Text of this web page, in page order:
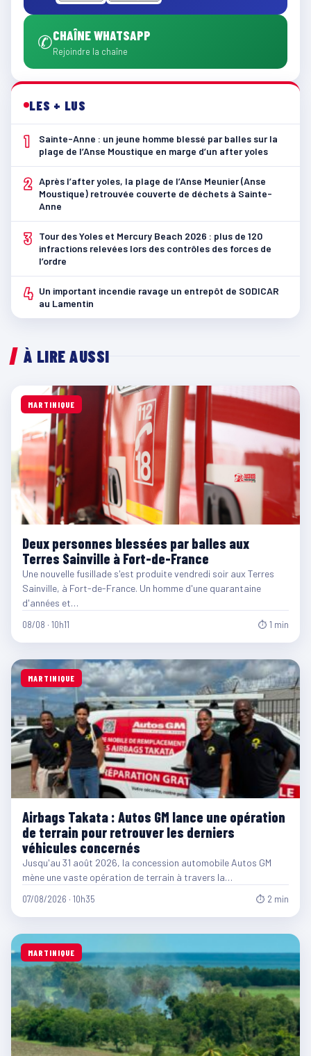
✆CHAÎNE WHATSAPP
Rejoindre la chaîne
LES + LUS
1
Sainte-Anne : un jeune homme blessé par balles sur la
plage de l’Anse Moustique en marge d’un after yoles
2 Après l’after yoles, la plage de l’Anse Meunier (Anse
Moustique) retrouvée couverte de déchets à Sainte-
Anne
3
Tour des Yoles et Mercury Beach 2026 : plus de 120
infractions relevées lors des contrôles des forces de
l’ordre
4 Un important incendie ravage un entrepôt de SODICAR
au Lamentin
À LIRE AUSSI
MARTINIQUE
Deux personnes blessées par balles aux
Terres Sainville à Fort-de-France
Une nouvelle fusillade s'est produite vendredi soir aux Terres
Sainville, à Fort-de-France. Un homme d'une quarantaine
d'années et…
08/08 · 10h11 ⏱ 1 min
MARTINIQUE
Airbags Takata : Autos GM lance une opération
de terrain pour retrouver les derniers
véhicules concernés
Jusqu'au 31 août 2026, la concession automobile Autos GM
mène une vaste opération de terrain à travers la…
07/08/2026 · 10h35 ⏱ 2 min
MARTINIQUE